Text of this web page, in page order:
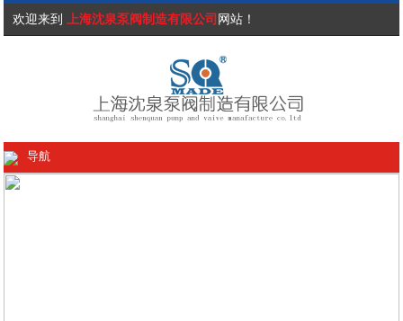
欢迎来到 上海沈泉泵阀制造有限公司 网站！
导航